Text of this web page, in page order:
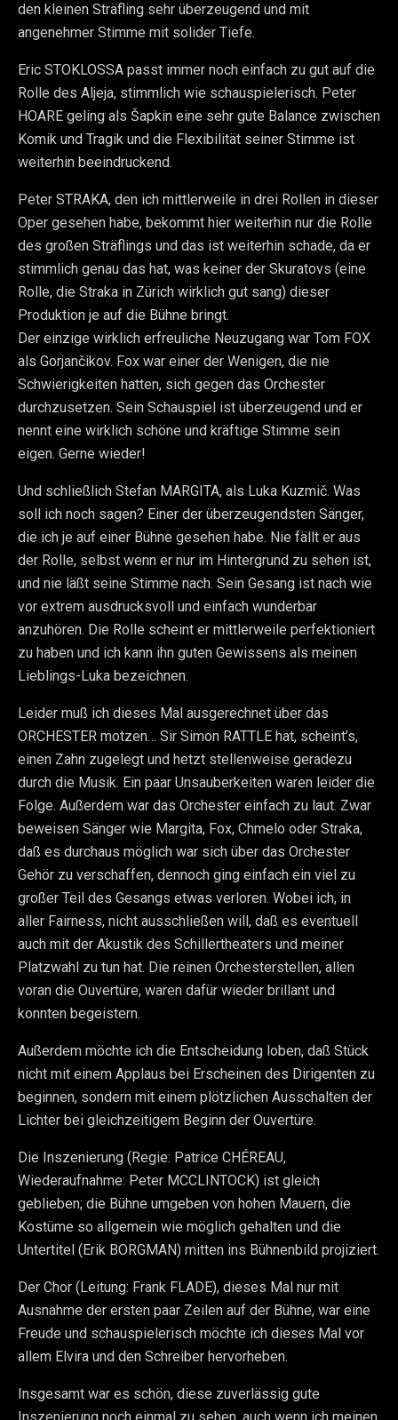
den kleinen Sträfling sehr überzeugend und mit
angenehmer Stimme mit solider Tiefe.
Eric STOKLOSSA passt immer noch einfach zu gut auf die
Rolle des Aljeja, stimmlich wie schauspielerisch. Peter
HOARE geling als Šapkin eine sehr gute Balance zwischen
Komik und Tragik und die Flexibilität seiner Stimme ist
weiterhin beeindruckend.
Peter STRAKA, den ich mittlerweile in drei Rollen in dieser
Oper gesehen habe, bekommt hier weiterhin nur die Rolle
des großen Sträflings und das ist weiterhin schade, da er
stimmlich genau das hat, was keiner der Skuratovs (eine
Rolle, die Straka in Zürich wirklich gut sang) dieser
Produktion je auf die Bühne bringt.
Der einzige wirklich erfreuliche Neuzugang war Tom FOX
als Gorjančikov. Fox war einer der Wenigen, die nie
Schwierigkeiten hatten, sich gegen das Orchester
durchzusetzen. Sein Schauspiel ist überzeugend und er
nennt eine wirklich schöne und kräftige Stimme sein
eigen. Gerne wieder!
Und schließlich Stefan MARGITA, als Luka Kuzmič. Was
soll ich noch sagen? Einer der überzeugendsten Sänger,
die ich je auf einer Bühne gesehen habe. Nie fällt er aus
der Rolle, selbst wenn er nur im Hintergrund zu sehen ist,
und nie läßt seine Stimme nach. Sein Gesang ist nach wie
vor extrem ausdrucksvoll und einfach wunderbar
anzuhören. Die Rolle scheint er mittlerweile perfektioniert
zu haben und ich kann ihn guten Gewissens als meinen
Lieblings-Luka bezeichnen.
Leider muß ich dieses Mal ausgerechnet über das
ORCHESTER motzen… Sir Simon RATTLE hat, scheint’s,
einen Zahn zugelegt und hetzt stellenweise geradezu
durch die Musik. Ein paar Unsauberkeiten waren leider die
Folge. Außerdem war das Orchester einfach zu laut. Zwar
beweisen Sänger wie Margita, Fox, Chmelo oder Straka,
daß es durchaus möglich war sich über das Orchester
Gehör zu verschaffen, dennoch ging einfach ein viel zu
großer Teil des Gesangs etwas verloren. Wobei ich, in
aller Fairness, nicht ausschließen will, daß es eventuell
auch mit der Akustik des Schillertheaters und meiner
Platzwahl zu tun hat. Die reinen Orchesterstellen, allen
voran die Ouvertüre, waren dafür wieder brillant und
konnten begeistern.
Außerdem möchte ich die Entscheidung loben, daß Stück
nicht mit einem Applaus bei Erscheinen des Dirigenten zu
beginnen, sondern mit einem plötzlichen Ausschalten der
Lichter bei gleichzeitigem Beginn der Ouvertüre.
Die Inszenierung (Regie: Patrice CHÉREAU,
Wiederaufnahme: Peter MCCLINTOCK) ist gleich
geblieben; die Bühne umgeben von hohen Mauern, die
Kostüme so allgemein wie möglich gehalten und die
Untertitel (Erik BORGMAN) mitten ins Bühnenbild projiziert.
Der Chor (Leitung: Frank FLADE), dieses Mal nur mit
Ausnahme der ersten paar Zeilen auf der Bühne, war eine
Freude und schauspielerisch möchte ich dieses Mal vor
allem Elvira und den Schreiber hervorheben.
Insgesamt war es schön, diese zuverlässig gute